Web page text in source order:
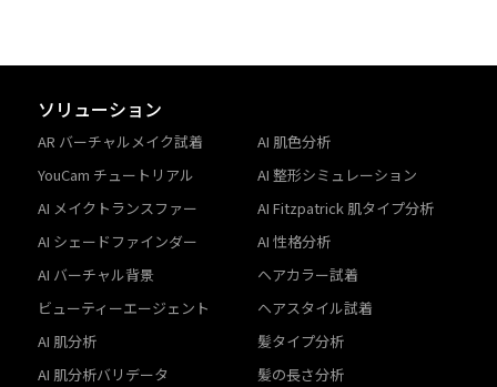
ソリューション
AR バーチャルメイク試着
YouCam チュートリアル
AI メイクトランスファー
AI シェードファインダー
AI バーチャル背景
ビューティーエージェント
AI 肌分析
AI 肌分析バリデータ
AI 肌色分析
AI 整形シミュレーション
AI Fitzpatrick 肌タイプ分析
AI 性格分析
ヘアカラー試着
ヘアスタイル試着
髪タイプ分析
髪の長さ分析